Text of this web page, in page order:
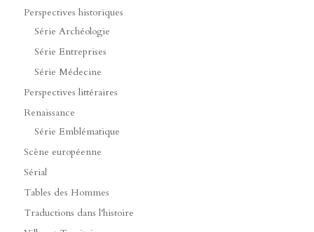
Perspectives historiques
Série Archéologie
Série Entreprises
Série Médecine
Perspectives littéraires
Renaissance
Série Emblématique
Scène européenne
Sérial
Tables des Hommes
Traductions dans l'histoire